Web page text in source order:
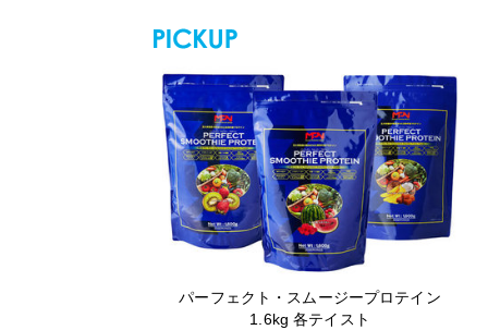
パーフェクト・スムージープロテイン
1.6kg 各テイスト